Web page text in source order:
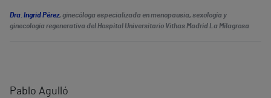
Dra. Ingrid Pérez, ginecóloga especializada en menopausia, sexología y
ginecología regenerativa del Hospital Universitario Vithas Madrid La Milagrosa
Pablo Agulló